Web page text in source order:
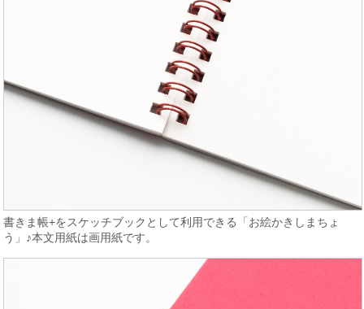
書きま帳+をスケッチブックとして利用できる「お絵かきしまちょ
う」♪本文用紙は画用紙です。